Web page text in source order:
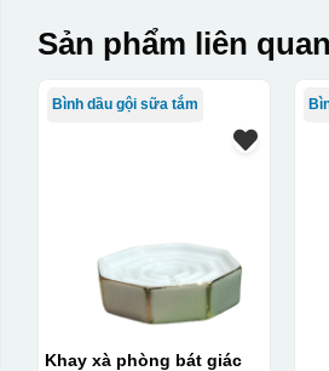
Sản phẩm liên
Bình dầu gội sữa tắm
Khay xà phòng bát giác